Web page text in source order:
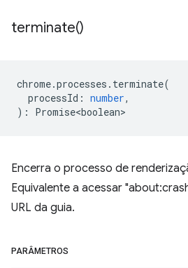
terminate()
chrome.processes . terminate(
processId : number,
) : Promise<boolean>
Encerra o processo de
Equivalente a acessar
URL da guia.
PARÂMETROS